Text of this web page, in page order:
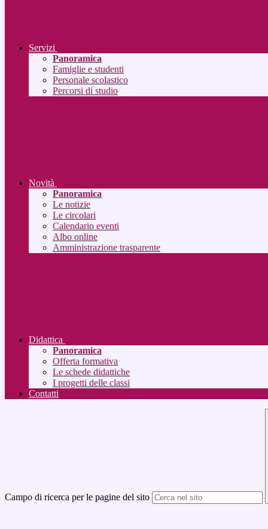
Servizi
Panoramica
Famiglie e studenti
Personale scolastico
Percorsi di studio
Novità
Panoramica
Le notizie
Le circolari
Calendario eventi
Albo online
Amministrazione trasparente
Didattica
Panoramica
Offerta formativa
Le schede didattiche
I progetti delle classi
Contatti
Campo di ricerca per le pagine del sito